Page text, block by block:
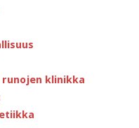
klinikka